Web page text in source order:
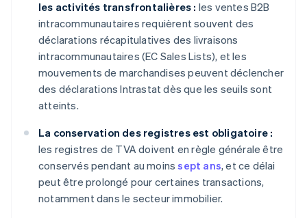
les activités transfrontalières : les ventes B2B
intracommunautaires requièrent souvent des
déclarations récapitulatives des livraisons
intracommunautaires (EC Sales Lists), et les
mouvements de marchandises peuvent déclencher
des déclarations Intrastat dès que les seuils sont
atteints.
La conservation des registres est obligatoire :
les registres de TVA doivent en règle générale être
conservés pendant au moinssept ans, et ce délai
peut être prolongé pour certaines transactions,
notamment dans le secteur immobilier.